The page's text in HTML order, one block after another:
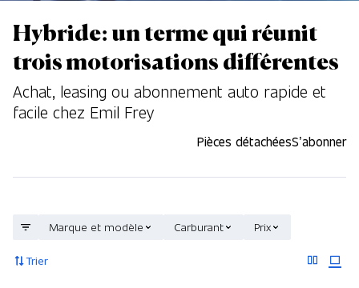
Hybride: un terme qui réunit
trois motorisations différentes
Achat, leasing ou abonnement auto rapide et
facile chez Emil Frey
Pièces détachéesS’abonner
Trier
Marque et modèle Carburant Prix